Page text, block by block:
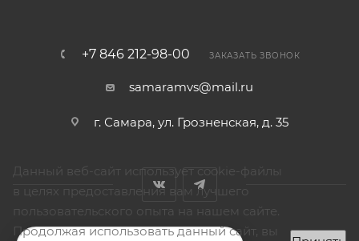
+7 846 212-98-00 ЗАКАЗАТЬ ЗВОНОК
samaramvs@mail.ru
г. Самара, ул. Грозненская, д. 35
Данный веб-сайт использует cookie-файлы
в целях предоставления вам лучшего
пользовательского опыта на нашем сайте.
Продолжая использовать данный сайт, вы